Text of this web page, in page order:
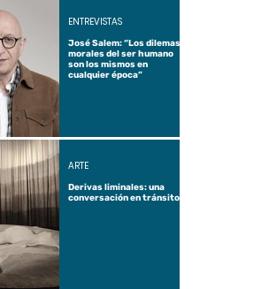
José Salem: “Los dilemas
morales del ser humano
son los mismos en
cualquier época”
ENTREVISTAS
Derivas liminales: una
conversación en tránsito
ARTE